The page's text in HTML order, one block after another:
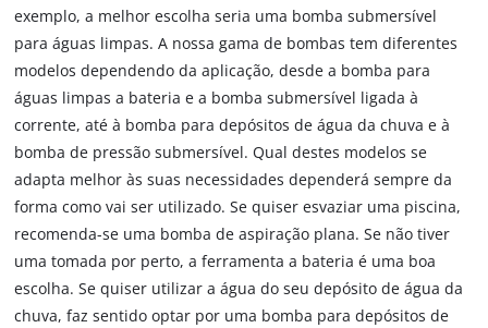
exemplo, a melhor escolha seria uma bomba submersível
para águas limpas. A nossa gama de bombas tem diferentes
modelos dependendo da aplicação, desde a bomba para
águas limpas a bateria e a bomba submersível ligada à
corrente, até à bomba para depósitos de água da chuva e à
bomba de pressão submersível. Qual destes modelos se
adapta melhor às suas necessidades dependerá sempre da
forma como vai ser utilizado. Se quiser esvaziar uma piscina,
recomenda-se uma bomba de aspiração plana. Se não tiver
uma tomada por perto, a ferramenta a bateria é uma boa
escolha. Se quiser utilizar a água do seu depósito de água da
chuva, faz sentido optar por uma bomba para depósitos de